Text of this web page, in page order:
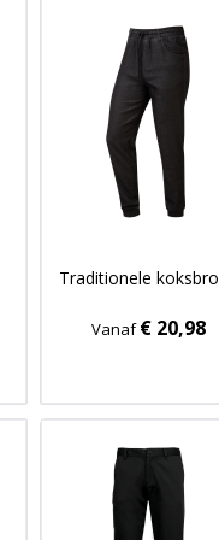
Traditionele
Vanaf€ 20,98